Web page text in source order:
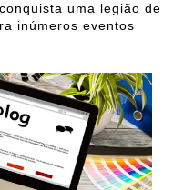
uma legião de
inúmeros eventos